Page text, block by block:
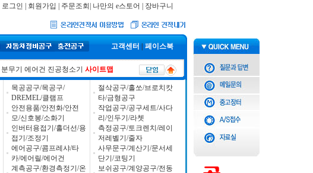
로그인 회원가입 주문조회 나만의 e스토어
장바구니
고객센터 페이스북
분무기 에어건 진공청소기 사이트맵
목공공구/목공구/
DREMEL/클램프
안전용품/안전화/안전
모/신호봉/소화기
인버터용접기/홀더선/용
접기/조정기
에어공구/콤프레샤/타
카/에어릴/에어건
계측공구/환경측정기/온
절삭공구/홀쏘/브로치캇
타/금형공구
작업공구/공구세트/사다
리/인두기/라쳇
측정공구/토크렌치/레이
저레벨기/줄자
사무문구/계산기/문서세
단기/코팅기
보쉬공구/계양공구/전동